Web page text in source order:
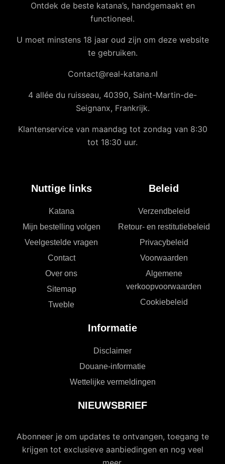
Ontdek de beste katana’s, handgemaakt en
functioneel.
U moet minstens 18 jaar oud zijn om deze website
te gebruiken.
Contact@real-katana.nl
4 allée du ruisseau, 40390, Saint-Martin-de-
Seignanx, Frankrijk.
Klantenservice van maandag tot zondag van 8:30
tot 18:30 uur.
Nuttige links
Katana
Mijn bestelling volgen
Veelgestelde vragen
Contact
Over ons
Sitemap
Tweble
Beleid
Verzendbeleid
Retour- en restitutiebeleid
Privacybeleid
Voorwaarden
Algemene
verkoopvoorwaarden
Cookiebeleid
Informatie
Disclaimer
Douane-informatie
Wettelijke vermeldingen
NIEUWSBRIEF
Abonneer je om updates te ontvangen, toegang te
krijgen tot exclusieve aanbiedingen en nog veel